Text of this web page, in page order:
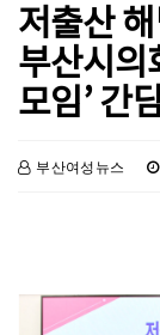
저출산
부산시의
모임’ 간
부산여성뉴스